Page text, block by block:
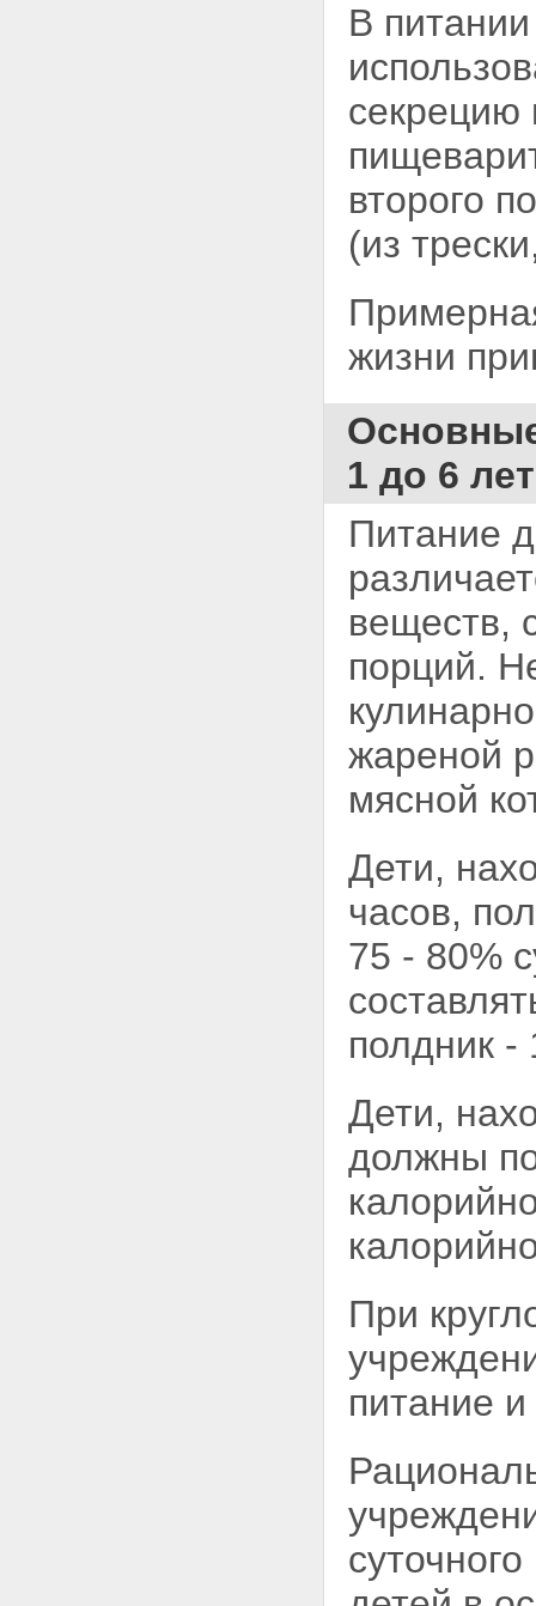
В
секрецию
второго
(из
жизни
1 до 6 лет
Питание
веществ,
порций.
жареной
мясной
Дети,
часов,
75 - 80%
полдник -
Дети,
должны
При
питание